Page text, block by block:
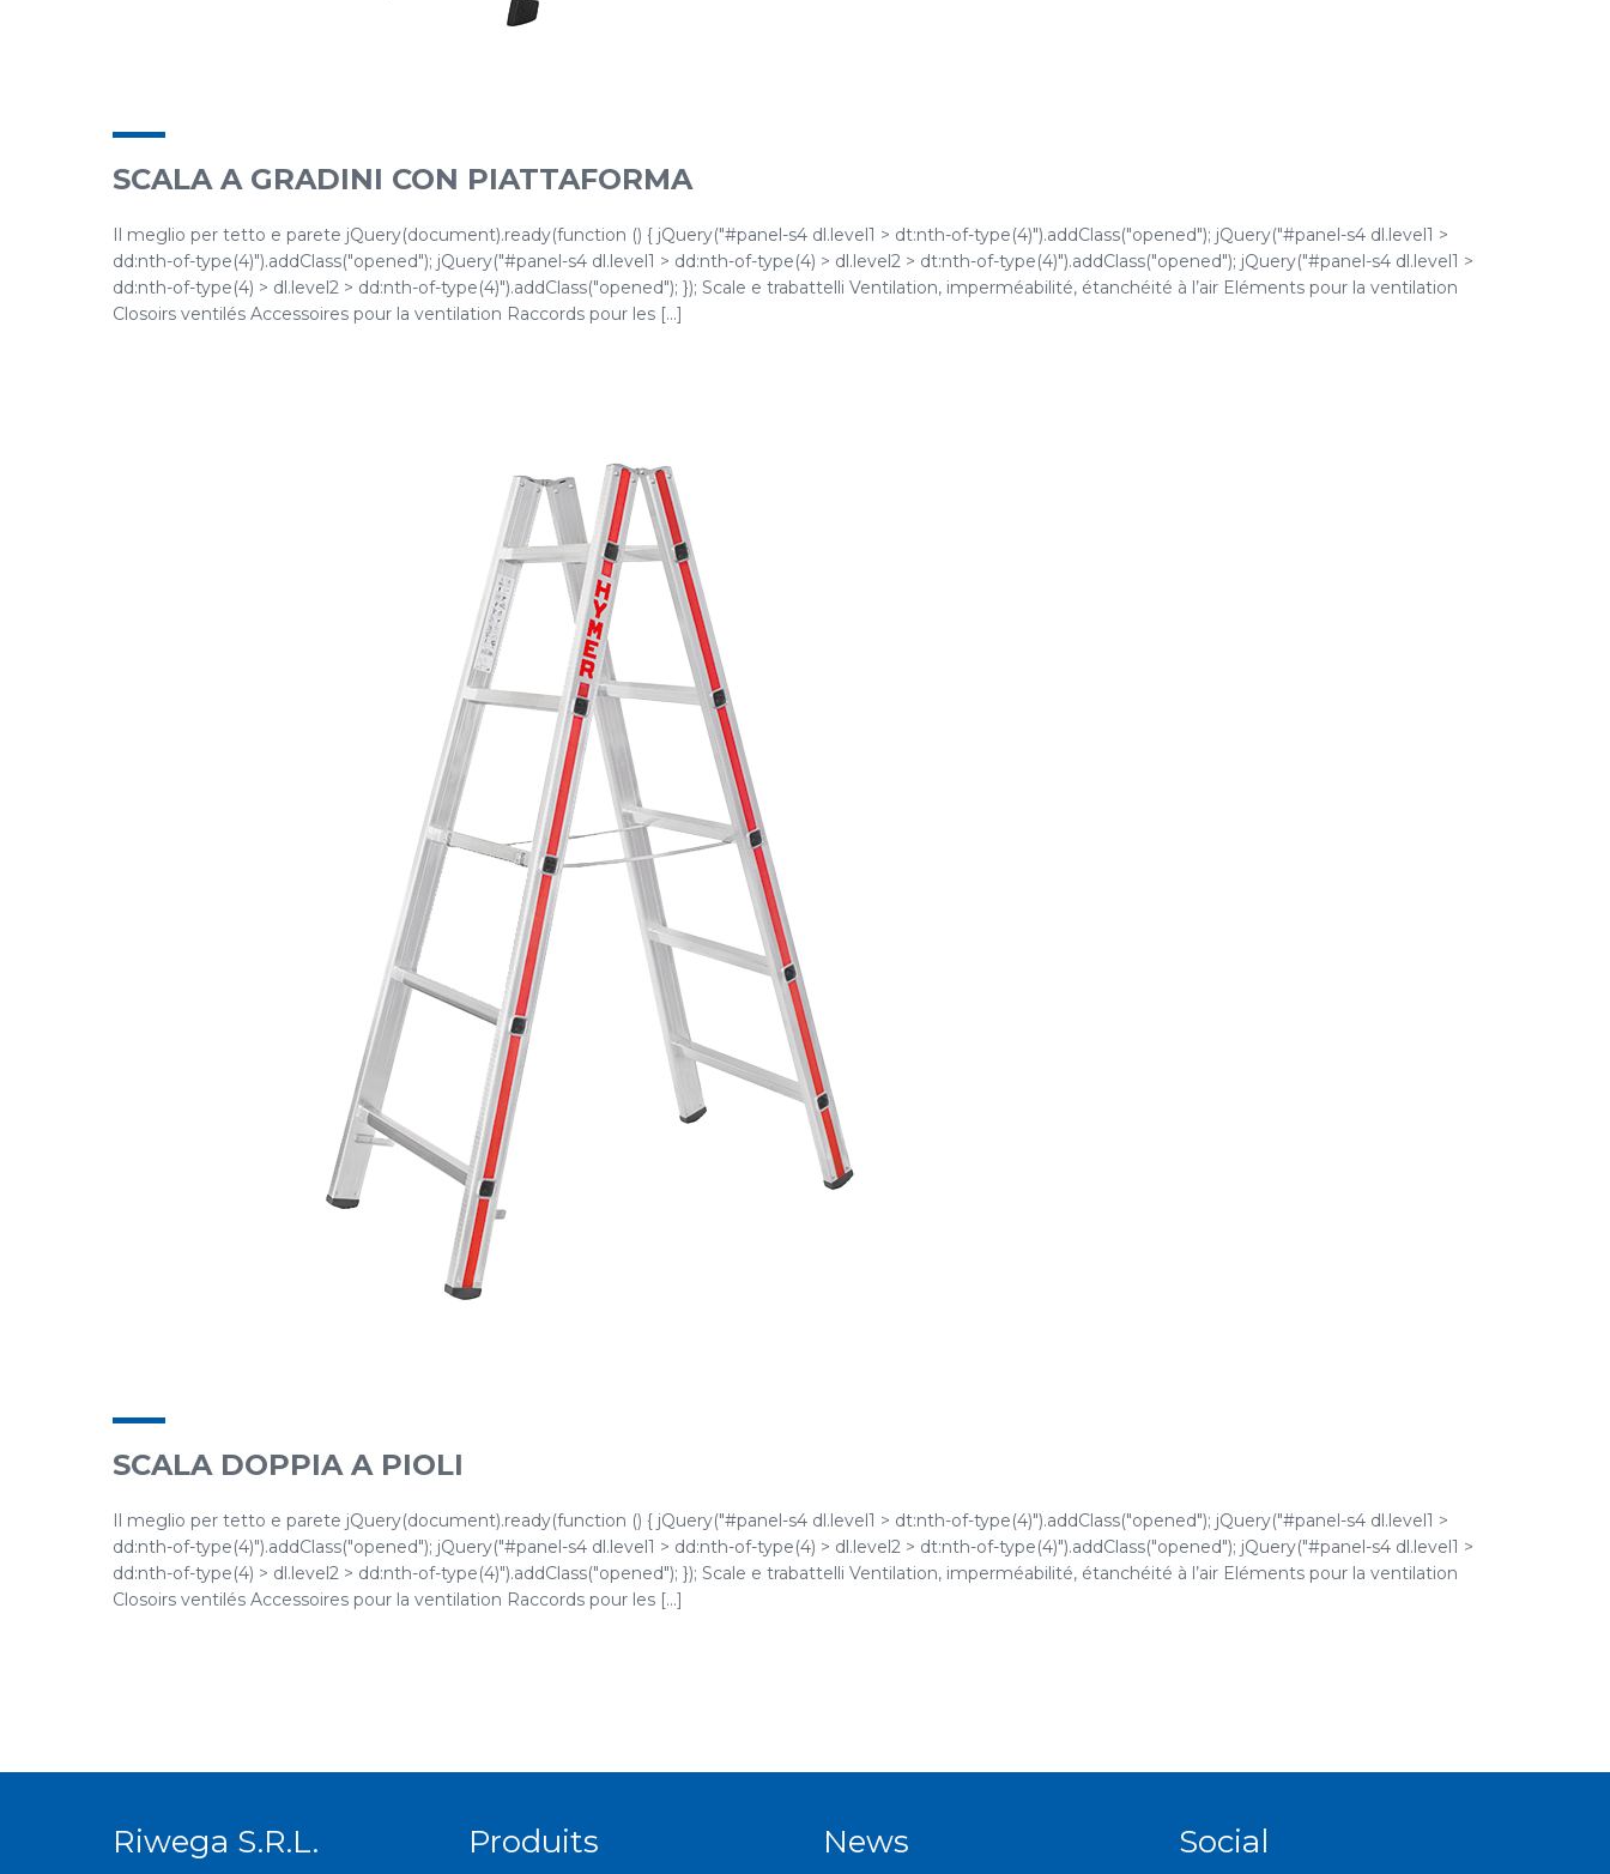
SCALA A GRADINI CON PIATTAFORMA
Il meglio per tetto e parete jQuery(document).ready(function () { jQuery("#panel-s4 dl.level1 > dt:nth-of-type(4)").addClass("opened"); jQuery("#panel-s4 dl.level1 >
dd:nth-of-type(4)").addClass("opened"); jQuery("#panel-s4 dl.level1 > dd:nth-of-type(4) > dl.level2 > dt:nth-of-type(4)").addClass("opened"); jQuery("#panel-s4 dl.level1 >
dd:nth-of-type(4) > dl.level2 > dd:nth-of-type(4)").addClass("opened"); }); Scale e trabattelli Ventilation, imperméabilité, étanchéité à l’air Eléments pour la ventilation
Closoirs ventilés Accessoires pour la ventilation Raccords pour les [...]
SCALA DOPPIA A PIOLI
Il meglio per tetto e parete jQuery(document).ready(function () { jQuery("#panel-s4 dl.level1 > dt:nth-of-type(4)").addClass("opened"); jQuery("#panel-s4 dl.level1 >
dd:nth-of-type(4)").addClass("opened"); jQuery("#panel-s4 dl.level1 > dd:nth-of-type(4) > dl.level2 > dt:nth-of-type(4)").addClass("opened"); jQuery("#panel-s4 dl.level1 >
dd:nth-of-type(4) > dl.level2 > dd:nth-of-type(4)").addClass("opened"); }); Scale e trabattelli Ventilation, imperméabilité, étanchéité à l’air Eléments pour la ventilation
Closoirs ventilés Accessoires pour la ventilation Raccords pour les [...]
Riwega S.r.l. Produits News Social